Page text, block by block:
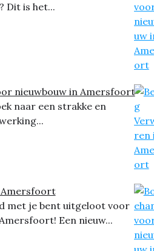
Dit is het...
nieuwbouw in Amersfoort
naar een strakke en
Amersfoort
met je bent uitgeloot voor
Een nieuw...